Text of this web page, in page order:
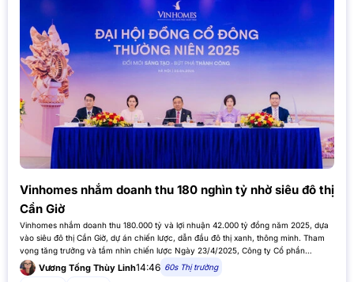
Vinhomes nhắm doanh thu 180 nghìn tỷ nhờ siêu đô thị
Cần Giờ
Vinhomes nhắm doanh thu 180.000 tỷ và lợi nhuận 42.000 tỷ đồng năm 2025, dựa
vào siêu đô thị Cần Giờ, dự án chiến lược, dẫn đầu đô thị xanh, thông minh. Tham
vọng tăng trưởng và tầm nhìn chiến lược Ngày 23/4/2025, Công ty Cổ phần
Vinhomes (mã VHM)…
Vương Tống Thùy Linh14:46 60s Thị trường